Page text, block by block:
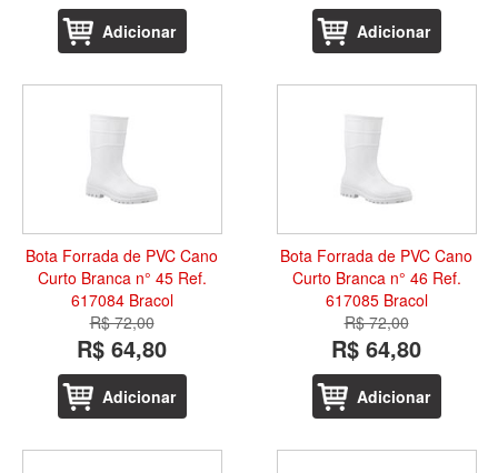
Adicionar Adicionar
Bota Forrada de PVC Cano
Curto Branca n° 45 Ref.
617084 Bracol
R$ 72,00
R$ 64,80
Adicionar
Bota Forrada de PVC Cano
Curto Branca n° 46 Ref.
617085 Bracol
R$ 72,00
R$ 64,80
Adicionar